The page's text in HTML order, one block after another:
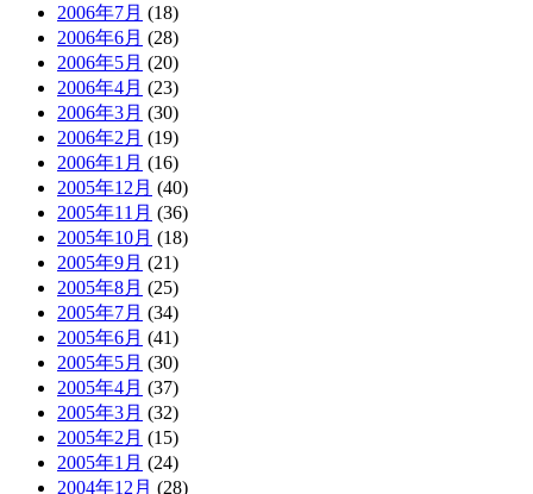
2006年7月 (18)
2006年6月 (28)
2006年5月 (20)
2006年4月 (23)
2006年3月 (30)
2006年2月 (19)
2006年1月 (16)
2005年12月 (40)
2005年11月 (36)
2005年10月 (18)
2005年9月 (21)
2005年8月 (25)
2005年7月 (34)
2005年6月 (41)
2005年5月 (30)
2005年4月 (37)
2005年3月 (32)
2005年2月 (15)
2005年1月 (24)
2004年12月 (28)